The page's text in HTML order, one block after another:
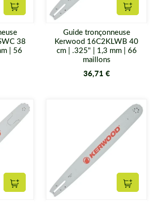
Ajouter au panier
38
| 56
Guide tronçonneuse
Kerwood 16C2KLWB 40
cm | .325" | 1,3 mm | 66
maillons
36,71 €
Ajouter au panier